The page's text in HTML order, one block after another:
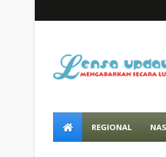
REGIONAL